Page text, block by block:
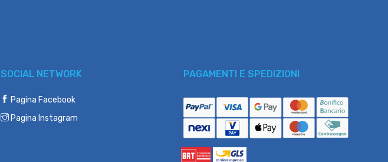
SOCIAL NETWORK
Pagina Facebook
Pagina Instagram
PAGAMENTI E SPEDIZIONI